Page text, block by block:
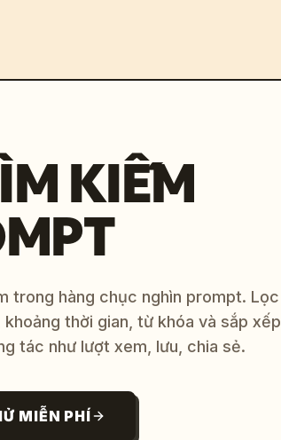
KIẾM
trong hàng chục nghìn prompt. Lọc
khoảng thời gian, từ khóa và sắp xếp
tác như lượt xem, lưu, chia sẻ.
MIỄN PHÍ